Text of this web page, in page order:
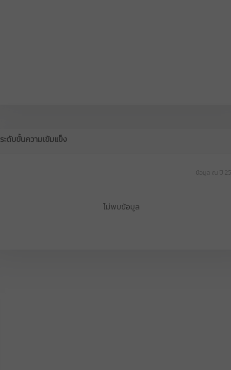
ระดับขั้นความเข้มแข็ง
ข้อมูล ณ ปี
ไม่พบข้อมูล